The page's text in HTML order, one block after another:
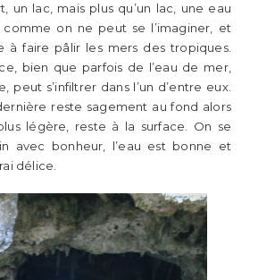
un lac, mais plus qu’un lac, une eau
comme on ne peut se l’imaginer, et
à faire pâlir les mers des tropiques.
bien que parfois de l’eau de mer,
peut s’infiltrer dans l’un d’entre eux.
reste sagement au fond alors
légère, reste à la surface. On se
avec bonheur, l’eau est bonne et
délice.